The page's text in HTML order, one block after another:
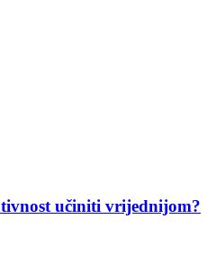
učiniti vrijednijom?